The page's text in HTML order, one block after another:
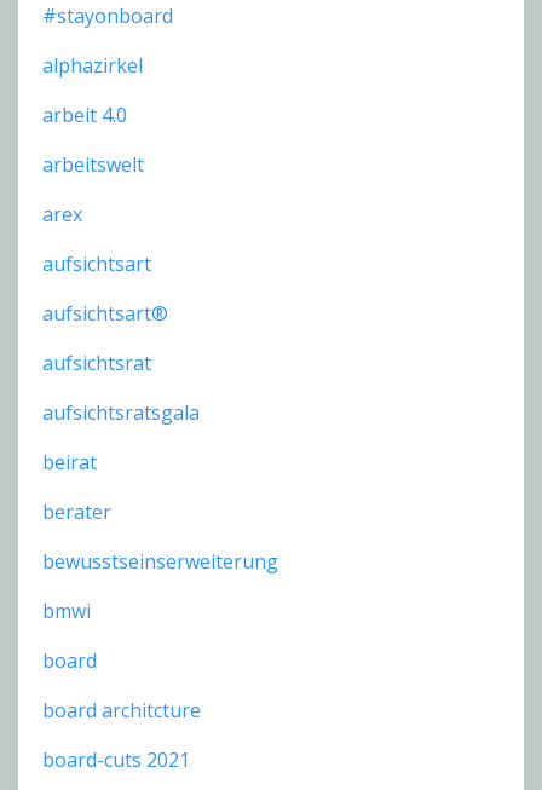
#stayonboard
alphazirkel
arbeit 4.0
arbeitswelt
arex
aufsichtsart
aufsichtsart®
aufsichtsrat
aufsichtsratsgala
beirat
berater
bewusstseinserweiterung
bmwi
board
board architcture
board-cuts 2021